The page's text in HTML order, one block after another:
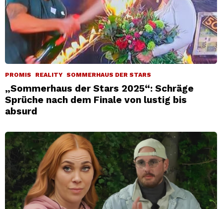
PROMIS REALITY SOMMERHAUS DER STARS
„Sommerhaus der Stars 2025“: Schräge
Sprüche nach dem Finale von lustig bis
absurd